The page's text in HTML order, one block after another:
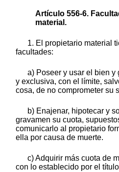
Artículo 556-6.
material.
1. El propietario material
facultades:
a) Poseer y usar el bien y
y exclusiva, con el límite,
cosa, de no comprometer su
b) Enajenar, hipotecar y
gravamen su cuota,
comunicarlo al propietario
ella por causa de muerte.
c) Adquirir más cuota de
con lo establecido por el